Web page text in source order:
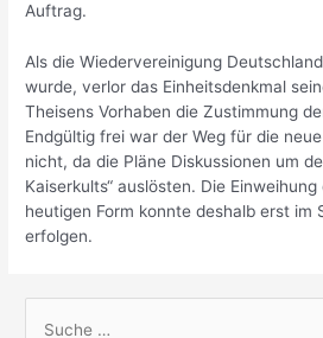
Auftrag.
Als die Wiedervereinigung
wurde, verlor das Einheitsdenkmal
Theisens Vorhaben die Zustimmung
Endgültig frei war der Weg für die
nicht, da die Pläne Diskussionen um
Kaiserkults“ auslösten. Die
heutigen Form konnte deshalb erst im
erfolgen.